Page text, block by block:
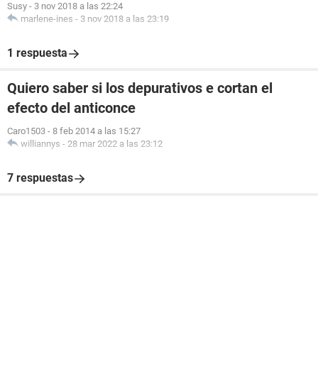
Susy - 3 nov 2018 a las 22:24
marlene-ines - 3 nov 2018 a las 23:19
1 respuesta
Quiero saber si los depurativos e cortan el
efecto del anticonce
Caro1503 - 8 feb 2014 a las 15:27
williannys - 28 mar 2022 a las 23:12
7 respuestas